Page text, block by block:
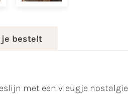
je bestelt
met een vleugje nostalgie